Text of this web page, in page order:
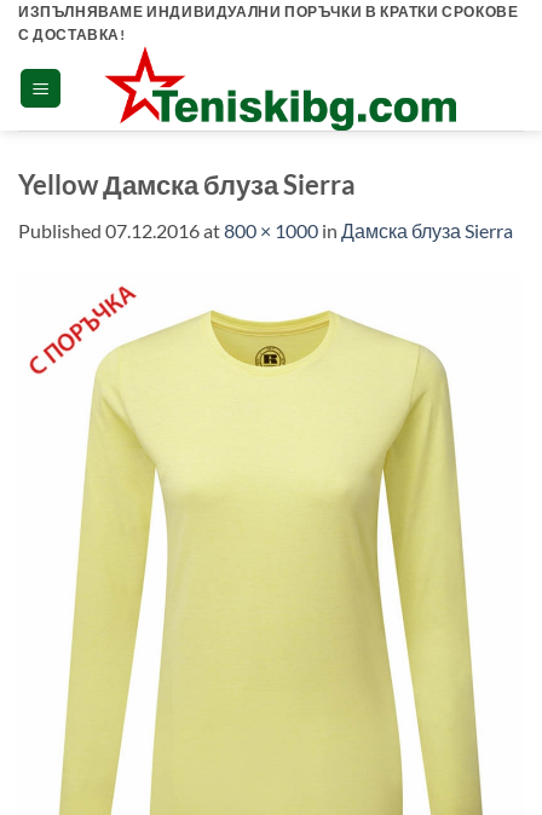
Skip
content
ИЗПЪЛНЯВАМЕ ИНДИВИДУАЛНИ ПОРЪЧКИ В КРАТКИ СРОКОВЕ
С ДОСТАВКА!
Yellow Дамска блуза Sierra
Published 07.12.2016at800 × 1000 in Дамска блуза Sierra